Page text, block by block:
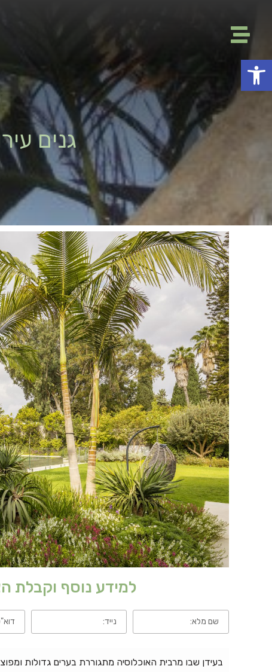
פתח סרגל נגישות
גנים
למידע נוסף וקבלת
בעידן שבו מרבית האוכלוסיה מתגוררת בערים גדולות